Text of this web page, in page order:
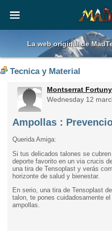
La web original de
Tecnica y Material
Montserrat Fortuny
Wednesday 12
Ampollas :
Querida Amiga:
Si tus delicados talones se
deporte favorito en un via crucis
una tira de Tensoplast y verás
horizonte de salud y bienestar.
En serio, una tira de Tensoplast
talon, te pones cuidadosamente
ampollas.